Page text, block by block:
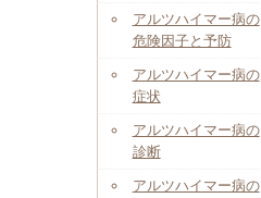
アルツハイマー病の
危険因子と予防
アルツハイマー病の
症状
アルツハイマー病の
診断
アルツハイマー病の